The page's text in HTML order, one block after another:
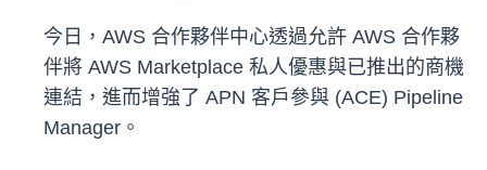
今日，AWS 合作夥伴中心透過允許 AWS 合作夥
伴將 AWS Marketplace 私人優惠與已推出的商機
連結，進而增強了 APN 客戶參與 (ACE) Pipeline
Manager。